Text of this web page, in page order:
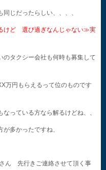
じだったらしい、、、、
けど 選び過ぎなんじゃない≫実
タクシー会社も何時も募集して
万円もらえるって位のものです
っている方なら解るけどね、、
多かったですね、
ん 先行きご連絡させて頂く事